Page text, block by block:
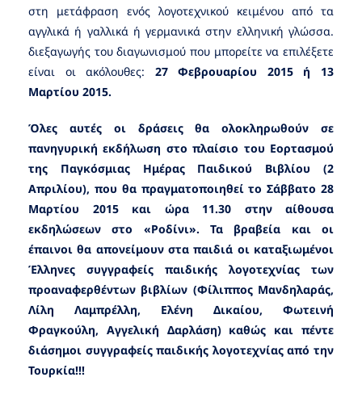
στη μετάφραση ενός λογοτεχνικού κειμένου από τα
αγγλικά ή γαλλικά ή γερμανικά στην ελληνική γλώσσα.
διεξαγωγής του διαγωνισμού που μπορείτε να επιλέξετε
είναι οι ακόλουθες: 27 Φεβρουαρίου 2015 ή 13
Μαρτίου 2015.
Όλες αυτές οι δράσεις θα ολοκληρωθούν σε
πανηγυρική εκδήλωση στο πλαίσιο του Εορτασμού
της Παγκόσμιας Ημέρας Παιδικού Βιβλίου (2
Απριλίου), που θα πραγματοποιηθεί το Σάββατο 28
Μαρτίου 2015 και ώρα 11.30 στην αίθουσα
εκδηλώσεων στο «Ροδίνι». Τα βραβεία και οι
έπαινοι θα απονείμουν στα παιδιά οι καταξιωμένοι
Έλληνες συγγραφείς παιδικής λογοτεχνίας των
προαναφερθέντων βιβλίων (Φίλιππος Μανδηλαράς,
Λίλη Λαμπρέλλη, Ελένη Δικαίου, Φωτεινή
Φραγκούλη, Αγγελική Δαρλάση) καθώς και πέντε
διάσημοι συγγραφείς παιδικής λογοτεχνίας από την
Τουρκία!!!